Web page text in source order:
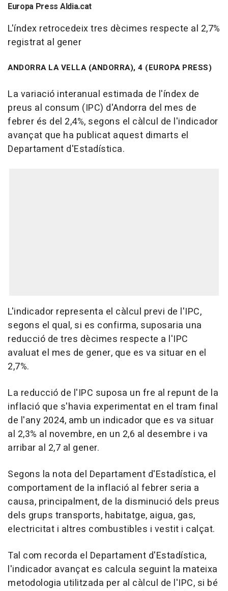
Europa Press Aldia.cat
L'índex retrocedeix tres dècimes respecte al 2,7%
registrat al gener
ANDORRA LA VELLA (ANDORRA), 4 (EUROPA PRESS)
La variació interanual estimada de l'índex de
preus al consum (IPC) d'Andorra del mes de
febrer és del 2,4%, segons el càlcul de l'indicador
avançat que ha publicat aquest dimarts el
Departament d'Estadística.
L'indicador representa el càlcul previ de l'IPC,
segons el qual, si es confirma, suposaria una
reducció de tres dècimes respecte a l'IPC
avaluat el mes de gener, que es va situar en el
2,7%.
La reducció de l'IPC suposa un fre al repunt de la
inflació que s'havia experimentat en el tram final
de l'any 2024, amb un indicador que es va situar
al 2,3% al novembre, en un 2,6 al desembre i va
arribar al 2,7 al gener.
Segons la nota del Departament d'Estadística, el
comportament de la inflació al febrer seria a
causa, principalment, de la disminució dels preus
dels grups transports, habitatge, aigua, gas,
electricitat i altres combustibles i vestit i calçat.
Tal com recorda el Departament d'Estadística,
l'indicador avançat es calcula seguint la mateixa
metodologia utilitzada per al càlcul de l'IPC, si bé